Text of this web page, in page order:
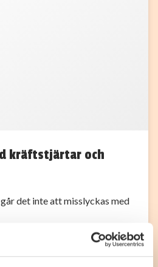
kräftstjärtar och
det inte att misslyckas med